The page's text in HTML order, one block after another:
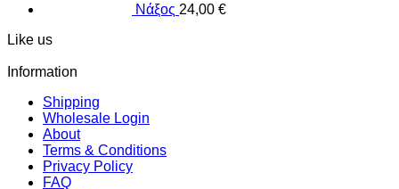
Νάξος 24,00 €
Like us
Information
Shipping
Wholesale Login
About
Terms & Conditions
Privacy Policy
FAQ